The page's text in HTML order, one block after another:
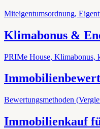
Miteigentumsordnung,
Klimabonus &
PRIMe House, Klimabonus,
Bewertungsmethoden
Immobilienkauf